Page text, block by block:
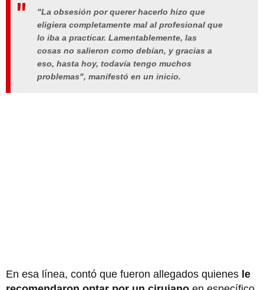
"La obsesión por querer hacerlo hizo que
eligiera completamente mal al profesional que
lo iba a practicar. Lamentablemente, las
cosas no salieron como debían, y gracias a
eso, hasta hoy, todavía tengo muchos
problemas", manifestó en un inicio.
En esa línea, contó que fueron allegados quienes le